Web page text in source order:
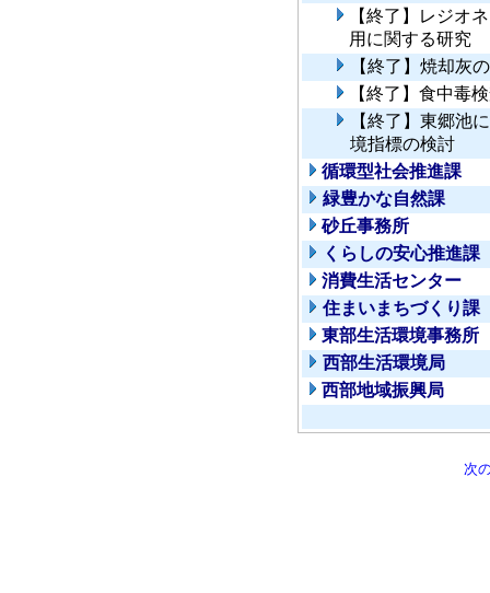
【終了】レジオ
用に関する研究
【終了】焼却灰
【終了】食中毒
【終了】東郷池
境指標の検討
循環型社会推進課
緑豊かな自然課
砂丘事務所
くらしの安心推進課
消費生活センター
住まいまちづくり課
東部生活環境事務所
西部生活環境局
西部地域振興局
次